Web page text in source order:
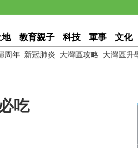
地 教育親子 科技 軍事 文化
周年 新冠肺炎 大灣區攻略 大灣區升
吃